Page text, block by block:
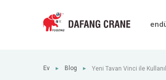
Ev ► Blog ►
Yeni Tavan Vinci ile